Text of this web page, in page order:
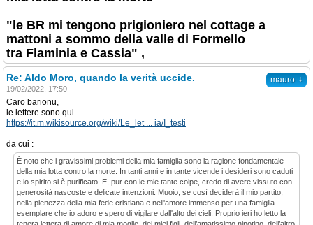
"le BR mi tengono prigioniero nel cottage a
mattoni a sommo della valle di Formello
tra Flaminia e Cassia" ,
mauro ↓
Re: Aldo Moro, quando la verità uccide.
19/02/2022, 17:50
Caro barionu,
le lettere sono qui
https://it.m.wikisource.org/wiki/Le_let ... ia/I_testi
da cui :
È noto che i gravissimi problemi della mia famiglia sono la ragione fondamentale
della mia lotta contro la morte. In tanti anni e in tante vicende i desideri sono caduti
e lo spirito si è purificato. E, pur con le mie tante colpe, credo di avere vissuto con
generosità nascoste e delicate intenzioni. Muoio, se così deciderà il mio partito,
nella pienezza della mia fede cristiana e nell'amore immenso per una famiglia
esemplare che io adoro e spero di vigilare dall'alto dei cieli. Proprio ieri ho letto la